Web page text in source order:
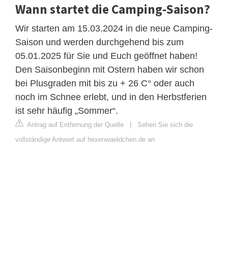
Wann startet die Camping-Saison?
Wir starten am 15.03.2024 in die neue Camping-
Saison und werden durchgehend bis zum
05.01.2025 für Sie und Euch geöffnet haben!
Den Saisonbeginn mit Ostern haben wir schon
bei Plusgraden mit bis zu + 26 C° oder auch
noch im Schnee erlebt, und in den Herbstferien
ist sehr häufig „Sommer“.
Antrag auf Entfernung der Quelle | Sehen Sie sich die
vollständige Antwort auf hexenwaeldchen.de an